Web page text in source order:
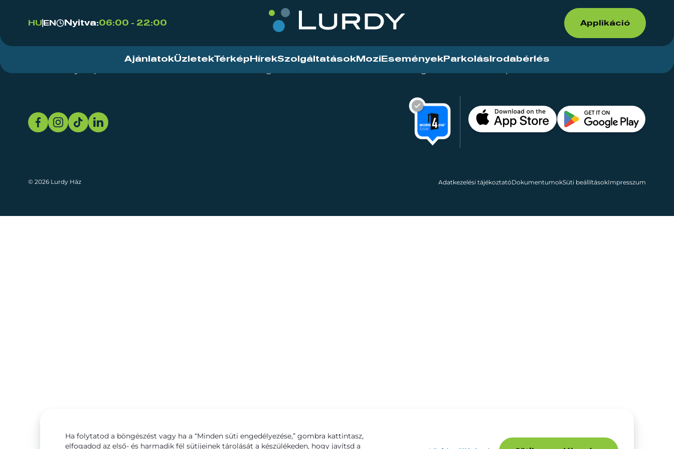
HU EN Nyitva:06:00 - 22:00 Applikáció
AjánlatokÜzletekTérkép HírekSzolgáltatások Mozi Események Parkolás Irodabérlés
© 2026 Lurdy Ház Adatkezelési tájékoztatóDokumentumokSüti beállításokImpresszum
Ha folytatod a böngészést vagy ha a “Minden süti engedélyezése,” gombra kattintasz,
elfogadod az első- és harmadik fél sütijeinek tárolását a készülékeden, hogy javítsd a